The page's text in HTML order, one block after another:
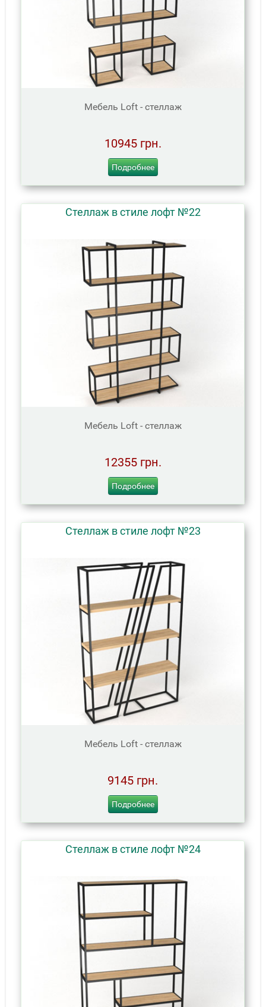
Мебель Loft - стеллаж
10945 грн.
Подробнее
Стеллаж в стиле лофт №22
Мебель Loft - стеллаж
12355 грн.
Подробнее
Стеллаж в стиле лофт №23
Мебель Loft - стеллаж
9145 грн.
Подробнее
Стеллаж в стиле лофт №24